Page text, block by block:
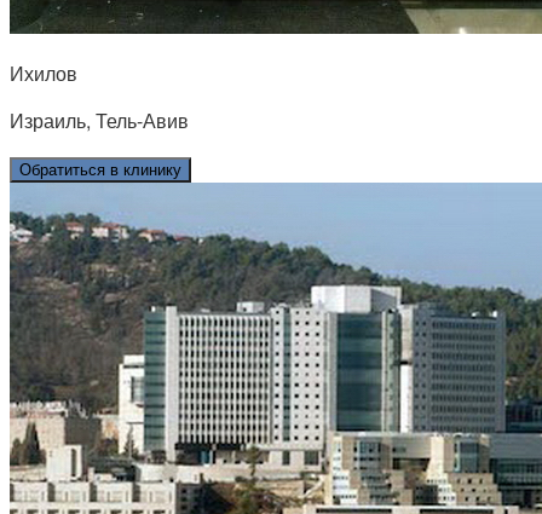
Ихилов
Израиль, Тель-Авив
Обратиться в клинику